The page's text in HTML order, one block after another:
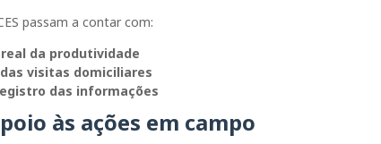
passam a contar com:
da produtividade
visitas domiciliares
das informações
às ações em campo